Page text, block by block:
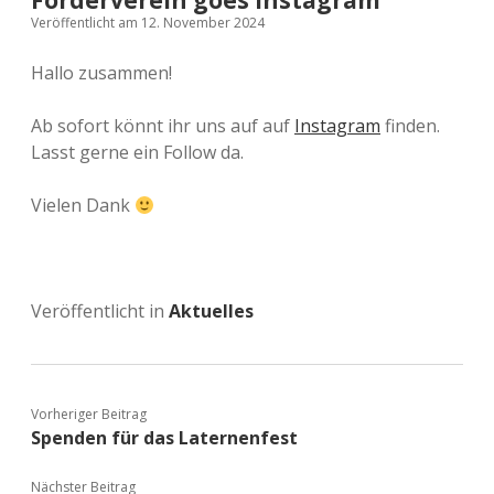
Veröffentlicht am 12. November 2024
Hallo zusammen!
Ab sofort könnt ihr uns auf auf Instagram finden.
Lasst gerne ein Follow da.
Vielen Dank
Veröffentlicht in Aktuelles
Vorheriger Beitrag
Spenden für das Laternenfest
Nächster Beitrag